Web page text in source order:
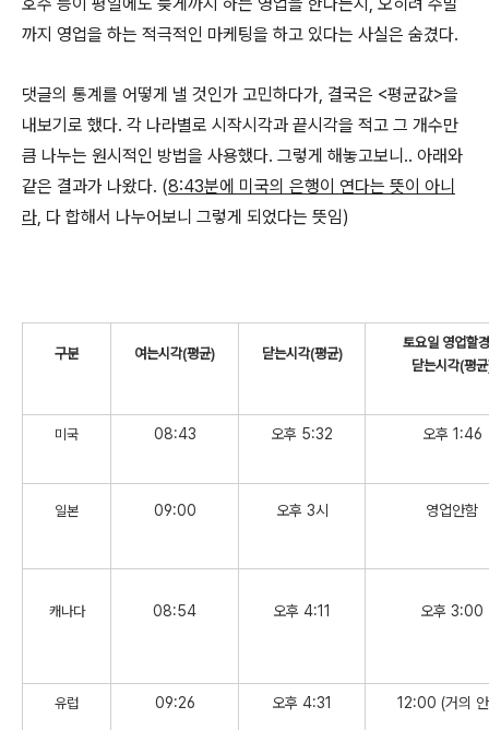
까지 영업을 하는 적극적인 마케팅을 하고 있다는 사실은 숨겼다.
댓글의 통계를 어떻게 낼 것인가 고민하다가, 결국은 <평균값>을
내보기로 했다. 각 나라별로 시작시각과 끝시각을 적고 그 개수만
큼 나누는 원시적인 방법을 사용했다. 그렇게 해놓고보니.. 아래와
같은 결과가 나왔다. (8:43분에 미국의 은행이 연다는 뜻이 아니
라, 다 합해서 나누어보니 그렇게 되었다는 뜻임)
구분 여는시각(평균) 닫는시각(평균)
토요일 영업할
닫는시각(평
미국 08:43 오후 5:32 오후 1:46
일본 09:00 오후 3시 영업안함
캐나다 08:54 오후 4:11 오후 3:00
유럽 09:26 오후 4:31 12:00 (거의